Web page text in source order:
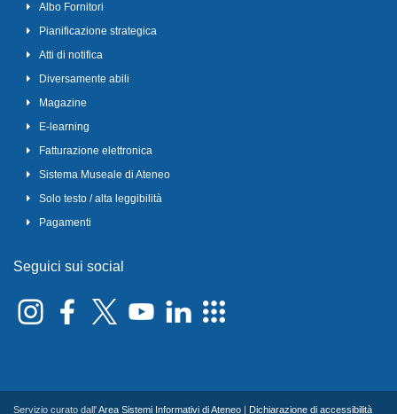
Albo Fornitori
Pianificazione strategica
Atti di notifica
Diversamente abili
Magazine
E-learning
Fatturazione elettronica
Sistema Museale di Ateneo
Solo testo / alta leggibilità
Pagamenti
Seguici sui social
Servizio curato dall'Area Sistemi Informativi di Ateneo Dichiarazione di accessibilità